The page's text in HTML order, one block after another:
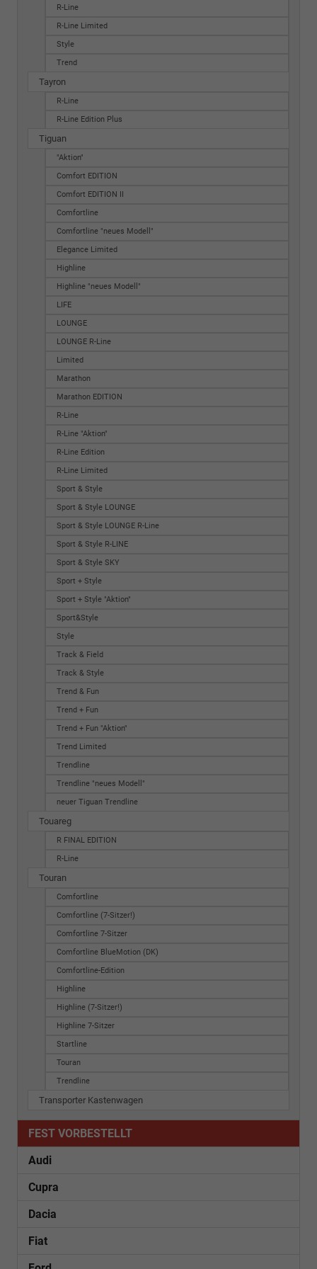
R-Line
R-Line Limited
Style
Trend
Tayron
R-Line
R-Line Edition Plus
Tiguan
"Aktion"
Comfort EDITION
Comfort EDITION II
Comfortline
Comfortline "neues Modell"
Elegance Limited
Highline
Highline "neues Modell"
LIFE
LOUNGE
LOUNGE R-Line
Limited
Marathon
Marathon EDITION
R-Line
R-Line "Aktion"
R-Line Edition
R-Line Limited
Sport & Style
Sport & Style LOUNGE
Sport & Style LOUNGE R-Line
Sport & Style R-LINE
Sport & Style SKY
Sport + Style
Sport + Style "Aktion"
Sport&Style
Style
Track & Field
Track & Style
Trend & Fun
Trend + Fun
Trend + Fun "Aktion"
Trend Limited
Trendline
Trendline "neues Modell"
neuer Tiguan Trendline
Touareg
R FINAL EDITION
R-Line
Touran
Comfortline
Comfortline (7-Sitzer!)
Comfortline 7-Sitzer
Comfortline BlueMotion (DK)
Comfortline-Edition
Highline
Highline (7-Sitzer!)
Highline 7-Sitzer
Startline
Touran
Trendline
Transporter Kastenwagen
FEST VORBESTELLT
Audi
Cupra
Dacia
Fiat